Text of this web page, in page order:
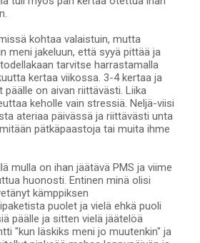
kohtaa valaistuin, mutta
meni jakeluun, että syyä pittää ja
tarvitse harrastamalla
kertaa viikossa. 3-4 kertaa ja
päälle on aivan riittävästi. Liika
keholle vain stressiä. Neljä-viisi
ateriaa päivässä ja riittävästi unta
pätkäpaastoja tai muita ihme
mulla on ihan jäätävä PMS ja viime
huonosti. Entinen minä olisi
kämppiksen
puolet ja vielä ehkä puoli
päälle ja sitten vielä jäätelöä
"kun läskiks meni jo muutenkin" ja